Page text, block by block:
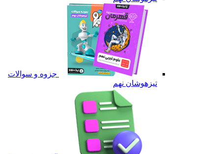
جزوه و سوالات
تیزهوشان نهم